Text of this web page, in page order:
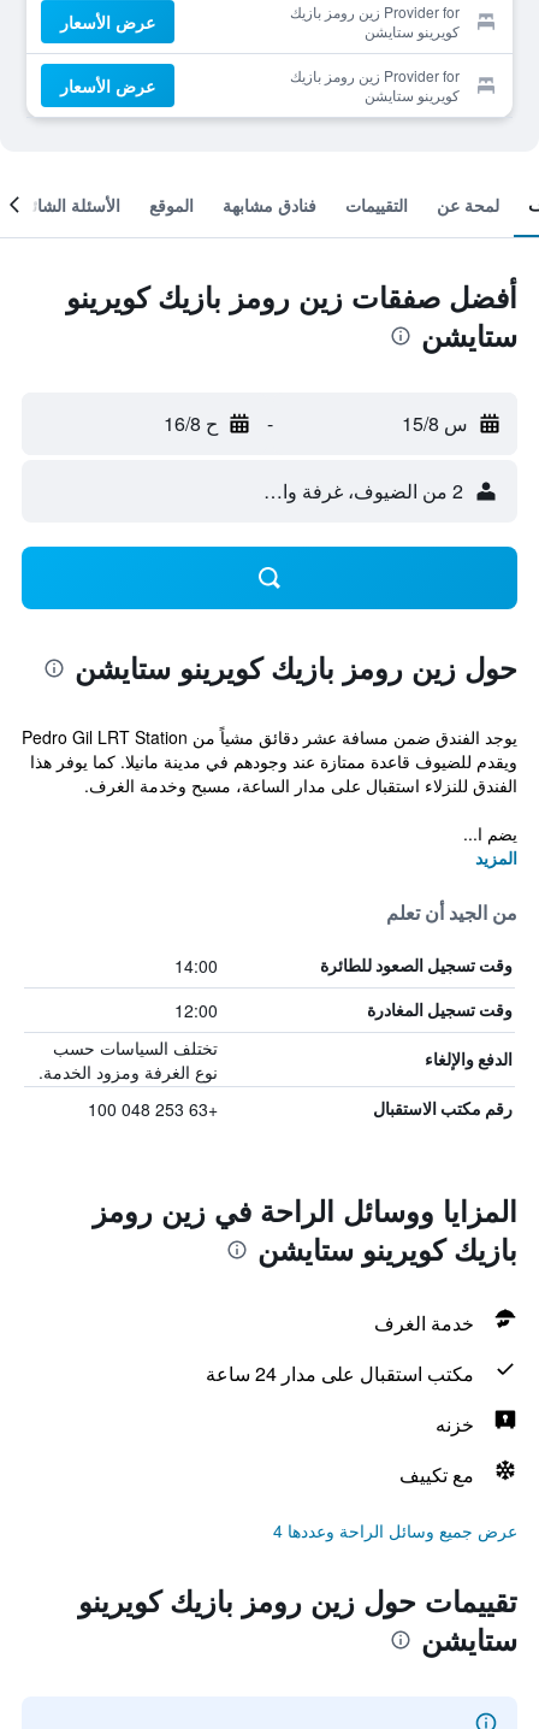
Provider for زين رومز بازيك
كويرينو ستايشن
عرض الأسعار
Provider for زين رومز بازيك
كويرينو ستايشن
عرض الأسعار
لمحة عن التقييمات فنادق مشابهة الموقع الأسئلة الشائعة
أفضل صفقات زين رومز بازيك كويرينو
ستايشن
س 15/8 - ح 16/8
2 من الضيوف، غرفة واحدة
حول زين رومز بازيك كويرينو ستايشن
يوجد الفندق ضمن مسافة عشر دقائق مشياً من Pedro Gil LRT Station
ويقدم للضيوف قاعدة ممتازة عند وجودهم في مدينة مانيلا. كما يوفر هذا
الفندق للنزلاء استقبال على مدار الساعة، مسبح وخدمة الغرف.
يضم ا...
المزيد
من الجيد أن تعلم
وقت تسجيل الصعود للطائرة 14:00
وقت تسجيل المغادرة 12:00
الدفع والإلغاء
تختلف السياسات حسب
نوع الغرفة ومزود الخدمة.
رقم مكتب الاستقبال +63 253 048 100
المزايا ووسائل الراحة في زين رومز
بازيك كويرينو ستايشن
خدمة الغرف
مكتب استقبال على مدار 24 ساعة
خزنه
مع تكييف
عرض جميع وسائل الراحة وعددها 4
تقييمات حول زين رومز بازيك كويرينو
ستايشن